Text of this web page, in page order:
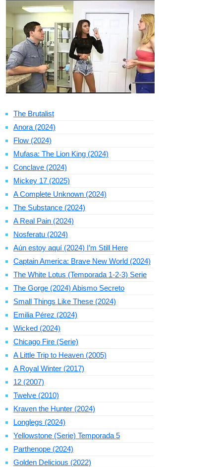
The Brutalist
Anora (2024)
Flow (2024)
Mufasa: The Lion King (2024)
Conclave (2024)
Mickey 17 (2025)
A Complete Unknown (2024)
The Substance (2024)
A Real Pain (2024)
Nosferatu (2024)
Aún estoy aquí (2024) I’m Still Here
Captain America: Brave New World (2024)
The White Lotus (Temporada 1-2-3) Serie
The Gorge (2024) Abismo Secreto
Small Things Like These (2024)
Emilia Pérez (2024)
Wicked (2024)
Chicago Fire (Serie)
A Little Trip to Heaven (2005)
A Royal Winter (2017)
12 (2007)
Twelve (2010)
Kraven the Hunter (2024)
Longlegs (2024)
Yellowstone (Serie) Temporada 5
Parthenope (2024)
Golden Delicious (2022)